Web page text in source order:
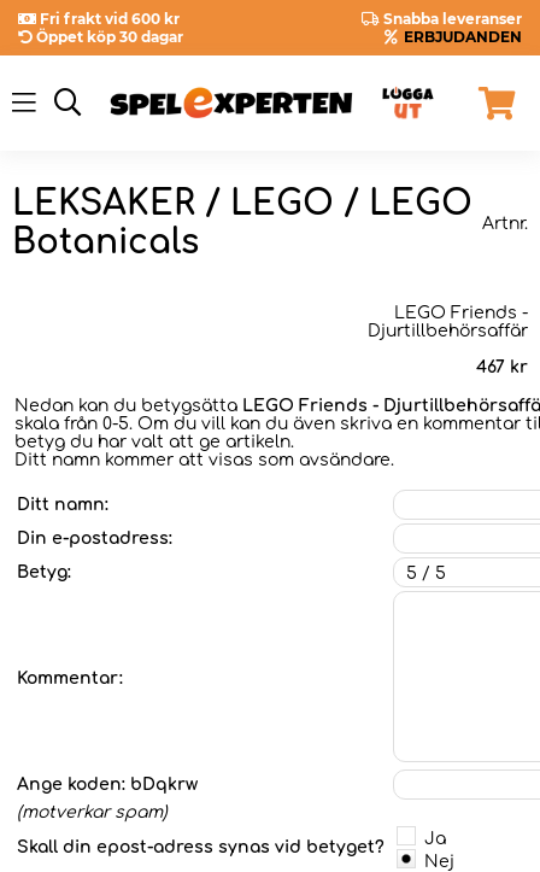
Fri frakt vid 600 kr
Snabba leveranser
Öppet köp 30 dagar
ERBJUDANDEN
LEKSAKER / LEGO / LEGO
Botanicals
Artnr.
LEGO Friends -
Djurtillbehörsaffär
467 kr
Nedan kan du betygsätta LEGO Friends -
skala från 0-5. Om du vill kan du även skriva en kommentar
betyg du har valt att ge artikeln.
Ditt namn kommer att visas som avsändare.
Ditt namn:
Din e-postadress:
Betyg:
Kommentar:
Ange koden: bDqkrw
(motverkar spam)
Skall din epost-adress synas vid betyget?
Ja
Nej